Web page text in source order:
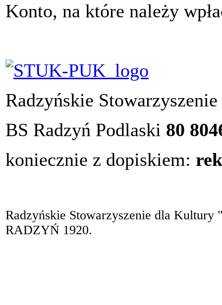
Konto, na które należy
Radzyńskie
BS Radzyń Podlaski 80
koniecznie z dopiskiem:
Radzyńskie Stowarzyszenie dla Kultury
RADZYŃ 1920.